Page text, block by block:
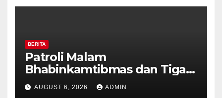
BERITA
Patroli Malam
Bhabinkamtibmas dan Tiga
Pilar Kelurahan Ungaran
Perkuat Kamtibmas, Warga
AUGUST 6, 2026 ADMIN